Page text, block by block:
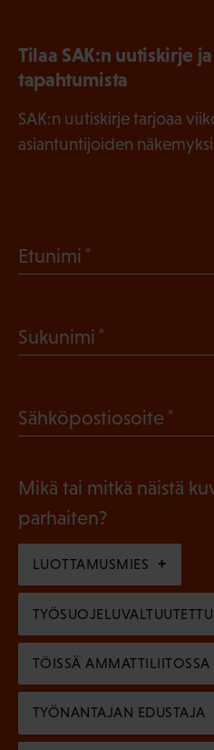
Tilaa SAK:n uutiskirje
tapahtumista
SAK:n uutiskirje tarjoaa
asiantuntijoiden
Etunimi
l
n
e
)
Sukunimi
k
l
i
n
e
n
)
Sähköpostiosoite
l
i
n
e
n
)
Mikä tai mitkä näistä
parhaiten?
LUOTTAMUSMIES
TYÖSUOJELUVALTUUTETTU
TÖISSÄ AMMATTILIITOSSA
TYÖNANTAJAN EDUSTAJA